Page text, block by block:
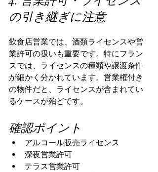
の引き継ぎに注意
飲食店営業では、酒類ライセンスや営
業許可の扱いも重要です。特にフラン
スでは、ライセンスの種類や譲渡条件
が細かく分かれています。営業権付き
の物件だと、ライセンスが含まれてい
るケースが殆どです。
確認ポイント
アルコール販売ライセンス
深夜営業許可
テラス営業許可